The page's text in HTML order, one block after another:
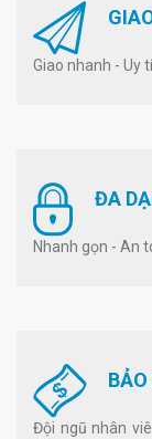
Giao nhanh - Uy
ĐA
Nhanh gọn - An
Đội ngũ nhân